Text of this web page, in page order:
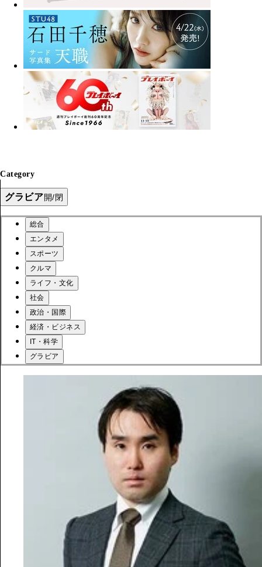
Category
グラビア開/閉
総合
エンタメ
スポーツ
クルマ
ライフ・文化
社会
政治・国際
経済・ビジネス
IT・科学
グラビア